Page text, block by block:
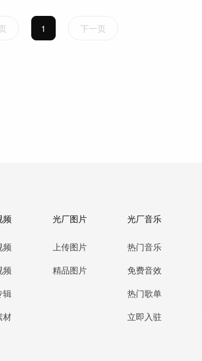
1 下一页
频
频
频
辑
材
光厂图片
上传图片
精品图片
光厂音乐
热门音乐
免费音效
热门歌单
立即入驻